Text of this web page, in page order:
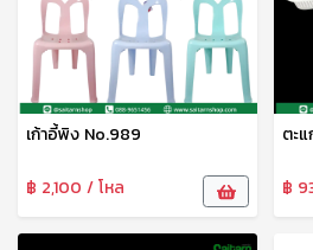
เก้าอี้พิง No.989
฿ 2,100 / โหล ฿